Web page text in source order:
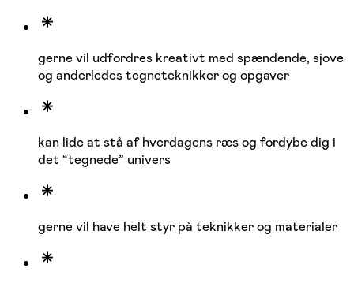
gerne vil udfordres kreativt med spændende, sjove
og anderledes tegneteknikker og opgaver
kan lide at stå af hverdagens ræs og fordybe dig i
det “tegnede” univers
gerne vil have helt styr på teknikker og materialer